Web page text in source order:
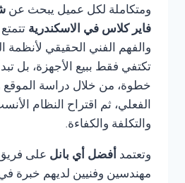
ومتكاملة لكل عميل يبحث عن
فاير كلاس في الاسكندرية
والفهم الفني الحقيقي لأنظمة
تكتفي فقط ببيع الأجهزة، بل
خطوة، من خلال دراسة الموقع
الفعلي، ثم اقتراح النظام
والتكلفة والكفاءة.
وتعتمد أفضل أي بانل على
مهندسين وفنيين لديهم خبرة